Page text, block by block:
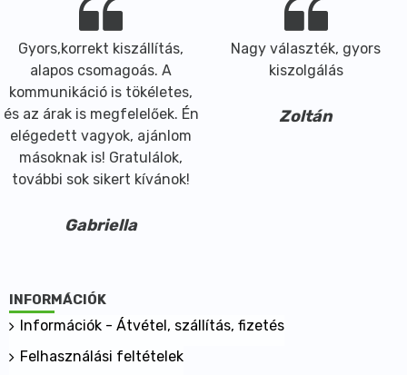
Gyors,korrekt kiszállítás,
alapos csomagoás. A
kommunikáció is tökéletes,
és az árak is megfelelőek. Én
elégedett vagyok, ajánlom
másoknak is! Gratulálok,
további sok sikert kívánok!
Gabriella
Nagy választék, gyors
kiszolgálás
Zoltán
INFORMÁCIÓK
Információk - Átvétel, szállítás, fizetés
Felhasználási feltételek